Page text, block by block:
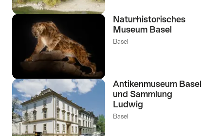
Naturhistorisches
Museum Basel
Basel
Antikenmuseum Basel
und Sammlung
Ludwig
Basel